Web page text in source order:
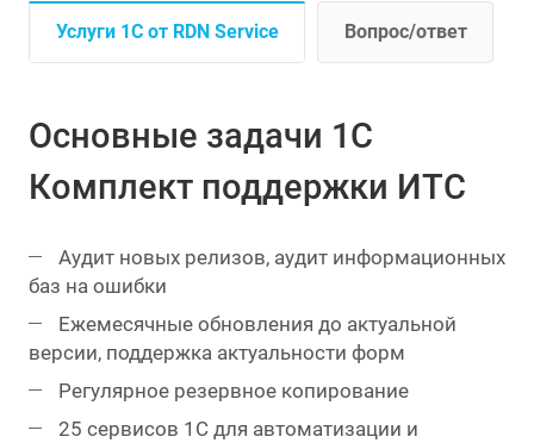
Услуги 1С от RDN Service Вопрос/ответ
Основные задачи 1С
Комплект поддержки ИТС
Аудит новых релизов, аудит информационных
баз на ошибки
Ежемесячные обновления до актуальной
версии, поддержка актуальности форм
Регулярное резервное копирование
25 сервисов 1С для автоматизации и